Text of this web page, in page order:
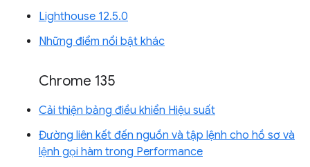
Lighthouse 12.5.0
Những điểm nổi bật khác
Chrome 135
Cải thiện bảng điều khiển Hiệu suất
Đường liên kết đến nguồn và tập lệnh cho hồ sơ và
lệnh gọi hàm trong Performance